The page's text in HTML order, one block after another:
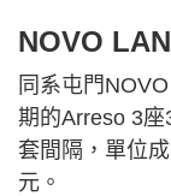
NOVO
同系屯門
期的Arreso 3
套間隔，單位
元。